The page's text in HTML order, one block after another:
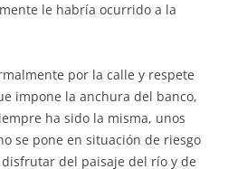
le habría ocurrido a la
por la calle y respete
impone la anchura del banco,
ha sido la misma, unos
se pone en situación de riesgo
del paisaje del río y de